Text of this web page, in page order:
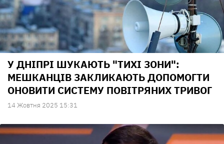
У ДНІПРІ ШУКАЮТЬ "ТИХІ ЗОНИ":
МЕШКАНЦІВ ЗАКЛИКАЮТЬ ДОПОМОГТИ
ОНОВИТИ СИСТЕМУ ПОВІТРЯНИХ ТРИВОГ
14 Жовтня 2025 15:31